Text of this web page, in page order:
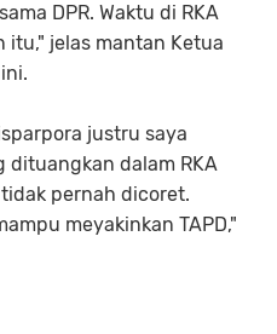
DPR. Waktu di RKA
jelas mantan Ketua
justru saya
dituangkan dalam RKA
pernah dicoret.
meyakinkan TAPD,"